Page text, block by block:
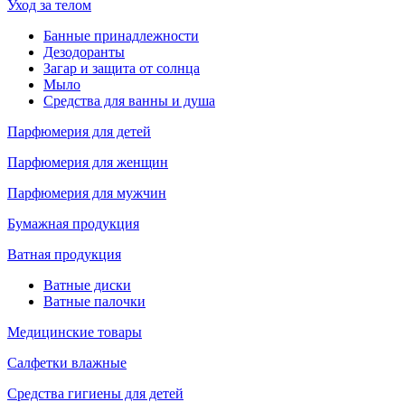
Уход за телом
Банные принадлежности
Дезодоранты
Загар и защита от солнца
Мыло
Средства для ванны и душа
Парфюмерия для детей
Парфюмерия для женщин
Парфюмерия для мужчин
Бумажная продукция
Ватная продукция
Ватные диски
Ватные палочки
Медицинские товары
Салфетки влажные
Средства гигиены для детей